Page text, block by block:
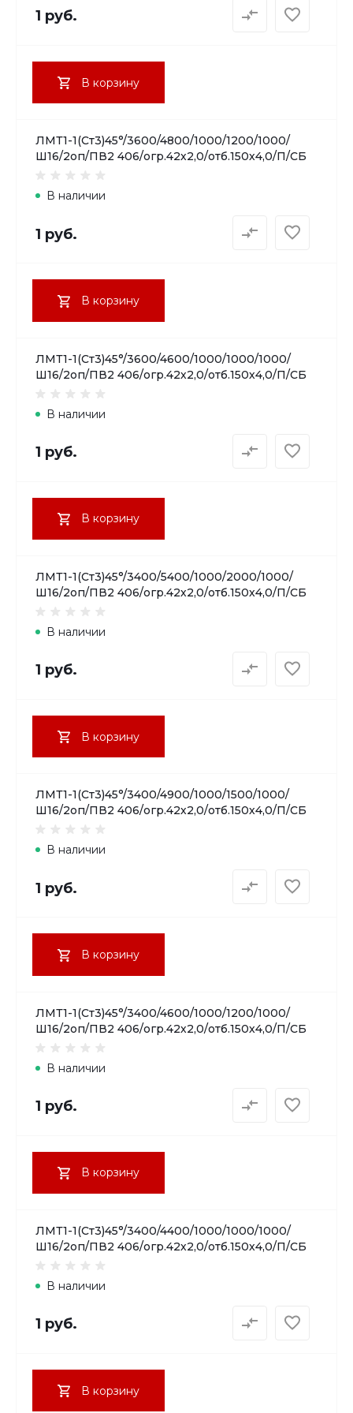
1 руб.
В корзину
ЛМТ1-1(Ст3)45°/3600/4800/1000/1200/1000/
Ш16/2оп/ПВ2 406/огр.42х2,0/отб.150х4,0/П/СБ
В наличии
1 руб.
В корзину
ЛМТ1-1(Ст3)45°/3600/4600/1000/1000/1000/
Ш16/2оп/ПВ2 406/огр.42х2,0/отб.150х4,0/П/СБ
В наличии
1 руб.
В корзину
ЛМТ1-1(Ст3)45°/3400/5400/1000/2000/1000/
Ш16/2оп/ПВ2 406/огр.42х2,0/отб.150х4,0/П/СБ
В наличии
1 руб.
В корзину
ЛМТ1-1(Ст3)45°/3400/4900/1000/1500/1000/
Ш16/2оп/ПВ2 406/огр.42х2,0/отб.150х4,0/П/СБ
В наличии
1 руб.
В корзину
ЛМТ1-1(Ст3)45°/3400/4600/1000/1200/1000/
Ш16/2оп/ПВ2 406/огр.42х2,0/отб.150х4,0/П/СБ
В наличии
1 руб.
В корзину
ЛМТ1-1(Ст3)45°/3400/4400/1000/1000/1000/
Ш16/2оп/ПВ2 406/огр.42х2,0/отб.150х4,0/П/СБ
В наличии
1 руб.
В корзину